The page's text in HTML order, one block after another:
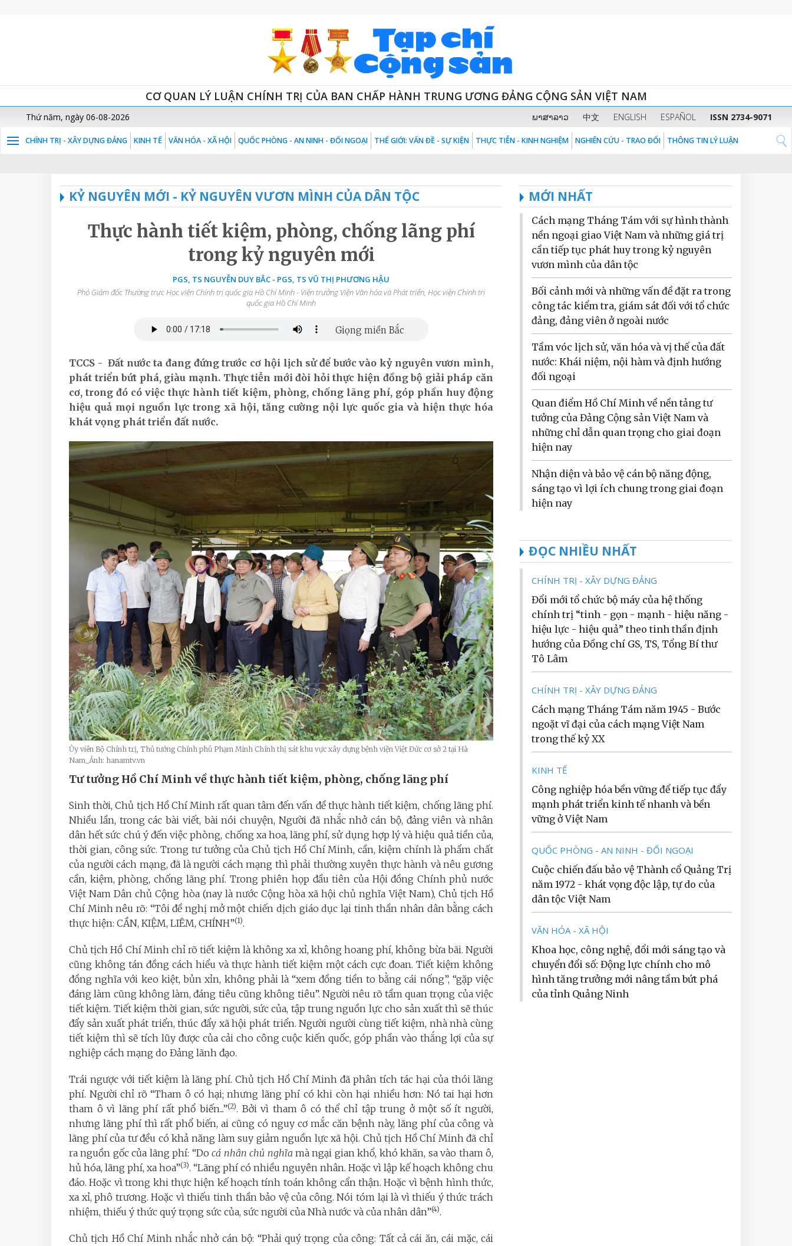
CƠ QUAN LÝ LUẬN CHÍNH TRỊ CỦA BAN CHẤP HÀNH TRUNG ƯƠNG ĐẢNG CỘNG SẢN VIỆT NAM
Thứ năm, ngày 06-08-2026 ພາສາລາວ 中文 ENGLISH ESPAÑOL ISSN 2734-9071
CHÍNH TRỊ - XÂY DỰNG ĐẢNG KINH TẾ VĂN HÓA - XÃ HỘI QUỐC PHÒNG - AN NINH - ĐỐI NGOẠI THẾ GIỚI: VẤN ĐỀ - SỰ KIỆN THỰC TIỄN - KINH NGHIỆM NGHIÊN CỨU - TRAO ĐỔI THÔNG TIN LÝ LUẬN
KỶ NGUYÊN MỚI - KỶ NGUYÊN VƯƠN MÌNH CỦA DÂN TỘC
Thực hành tiết kiệm, phòng, chống lãng phí
trong kỷ nguyên mới
PGS, TS NGUYỄN DUY BẮC - PGS, TS VŨ THỊ PHƯƠNG HẬU
Phó Giám đốc Thường trực Học viện Chính trị quốc gia Hồ Chí Minh - Viện trưởng Viện Văn hóa và Phát triển, Học viện Chính trị
quốc gia Hồ Chí Minh
TCCS - Đất nước ta đang đứng trước cơ hội lịch sử để bước vào kỷ nguyên vươn mình,
phát triển bứt phá, giàu mạnh. Thực tiễn mới đòi hỏi thực hiện đồng bộ giải pháp căn
cơ, trong đó có việc thực hành tiết kiệm, phòng, chống lãng phí, góp phần huy động
hiệu quả mọi nguồn lực trong xã hội, tăng cường nội lực quốc gia và hiện thực hóa
khát vọng phát triển đất nước.
Ủy viên Bộ Chính trị, Thủ tướng Chính phủ Phạm Minh Chính thị sát khu vực xây dựng bệnh viện Việt Đức cơ sở 2 tại Hà
Nam_Ảnh: hanamtv.vn
Tư tưởng Hồ Chí Minh về thực hành tiết kiệm, phòng, chống lãng phí
Sinh thời, Chủ tịch Hồ Chí Minh rất quan tâm đến vấn đề thực hành tiết kiệm, chống lãng phí.
Nhiều lần, trong các bài viết, bài nói chuyện, Người đã nhắc nhở cán bộ, đảng viên và nhân
dân hết sức chú ý đến việc phòng, chống xa hoa, lãng phí, sử dụng hợp lý và hiệu quả tiền của,
thời gian, công sức. Trong tư tưởng của Chủ tịch Hồ Chí Minh, cần, kiệm chính là phẩm chất
của người cách mạng, đã là người cách mạng thì phải thường xuyên thực hành và nêu gương
cần, kiệm, phòng, chống lãng phí. Trong phiên họp đầu tiên của Hội đồng Chính phủ nước
Việt Nam Dân chủ Cộng hòa (nay là nước Cộng hòa xã hội chủ nghĩa Việt Nam), Chủ tịch Hồ
Chí Minh nêu rõ: “Tôi đề nghị mở một chiến dịch giáo dục lại tinh thần nhân dân bằng cách
thực hiện: CẦN, KIỆM, LIÊM, CHÍNH”(1).
Chủ tịch Hồ Chí Minh chỉ rõ tiết kiệm là không xa xỉ, không hoang phí, không bừa bãi. Người
cũng không tán đồng cách hiểu và thực hành tiết kiệm một cách cực đoan. Tiết kiệm không
đồng nghĩa với keo kiệt, bủn xỉn, không phải là “xem đồng tiền to bằng cái nống”, “gặp việc
đáng làm cũng không làm, đáng tiêu cũng không tiêu”. Người nêu rõ tầm quan trọng của việc
tiết kiệm. Tiết kiệm thời gian, sức người, sức của, tập trung nguồn lực cho sản xuất thì sẽ thúc
đẩy sản xuất phát triển, thúc đẩy xã hội phát triển. Người người cùng tiết kiệm, nhà nhà cùng
tiết kiệm thì sẽ tích lũy được của cải cho công cuộc kiến quốc, góp phần vào thắng lợi của sự
nghiệp cách mạng do Đảng lãnh đạo.
Trái ngược với tiết kiệm là lãng phí. Chủ tịch Hồ Chí Minh đã phân tích tác hại của thói lãng
phí. Người chỉ rõ “Tham ô có hại; nhưng lãng phí có khi còn hại nhiều hơn: Nó tai hại hơn
tham ô vì lãng phí rất phổ biến...”(2). Bởi vì tham ô có thể chỉ tập trung ở một số ít người,
nhưng lãng phí thì rất phổ biến, ai cũng có nguy cơ mắc căn bệnh này, lãng phí của công và
lãng phí của tư đều có khả năng làm suy giảm nguồn lực xã hội. Chủ tịch Hồ Chí Minh đã chỉ
ra nguồn gốc của lãng phí: “Docá nhân chủ nghĩa mà ngại gian khổ, khó khăn, sa vào tham ô,
hủ hóa, lãng phí, xa hoa”(3). “Lãng phí có nhiều nguyên nhân. Hoặc vì lập kế hoạch không chu
đáo. Hoặc vì trong khi thực hiện kế hoạch tính toán không cẩn thận. Hoặc vì bệnh hình thức,
xa xỉ, phô trương. Hoặc vì thiếu tinh thần bảo vệ của công. Nói tóm lại là vì thiếu ý thức trách
nhiệm, thiếu ý thức quý trọng sức của, sức người của Nhà nước và của nhân dân”(4).
Chủ tịch Hồ Chí Minh nhắc nhở cán bộ: “Phải quý trọng của công: Tất cả cái ăn, cái mặc, cái
MỚI NHẤT
Cách mạng Tháng Tám với sự hình thành
nền ngoại giao Việt Nam và những giá trị
cần tiếp tục phát huy trong kỷ nguyên
vươn mình của dân tộc
Bối cảnh mới và những vấn đề đặt ra trong
công tác kiểm tra, giám sát đối với tổ chức
đảng, đảng viên ở ngoài nước
Tầm vóc lịch sử, văn hóa và vị thế của đất
nước: Khái niệm, nội hàm và định hướng
đối ngoại
Quan điểm Hồ Chí Minh về nền tảng tư
tưởng của Đảng Cộng sản Việt Nam và
những chỉ dẫn quan trọng cho giai đoạn
hiện nay
Nhận diện và bảo vệ cán bộ năng động,
sáng tạo vì lợi ích chung trong giai đoạn
hiện nay
ĐỌC NHIỀU NHẤT
CHÍNH TRỊ - XÂY DỰNG ĐẢNG
Đổi mới tổ chức bộ máy của hệ thống
chính trị “tinh - gọn - mạnh - hiệu năng -
hiệu lực - hiệu quả” theo tinh thần định
hướng của Đồng chí GS, TS, Tổng Bí thư
Tô Lâm
CHÍNH TRỊ - XÂY DỰNG ĐẢNG
Cách mạng Tháng Tám năm 1945 - Bước
ngoặt vĩ đại của cách mạng Việt Nam
trong thế kỷ XX
KINH TẾ
Công nghiệp hóa bền vững để tiếp tục đẩy
mạnh phát triển kinh tế nhanh và bền
vững ở Việt Nam
QUỐC PHÒNG - AN NINH - ĐỐI NGOẠI
Cuộc chiến đấu bảo vệ Thành cổ Quảng Trị
năm 1972 - khát vọng độc lập, tự do của
dân tộc Việt Nam
VĂN HÓA - XÃ HỘI
Khoa học, công nghệ, đổi mới sáng tạo và
chuyển đổi số: Động lực chính cho mô
hình tăng trưởng mới nâng tầm bứt phá
của tỉnh Quảng Ninh